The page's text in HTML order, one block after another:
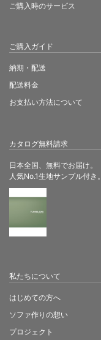
カタログ無料請求
日本全国、無料でお届け。
人気No.1生地サンプル付き。
ご購入時のサービス
ご購入ガイド
納期・配送
配送料金
お支払い方法について
私たちについて
はじめての方へ
ソファ作りの想い
プロジェクト